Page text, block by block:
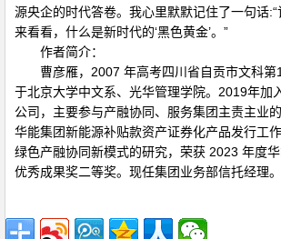
源央企的时代答卷。我心里默默记住了一句话
来看看，什么是新时代的‘黑色黄金’。”
作者简介：
曹彦雁，2007 年高考四川省自贡市文科第
于北京大学中文系、光华管理学院。2019年加
公司，主要参与产融协同、服务集团主责主业
华能集团新能源补贴款资产证券化产品发行工
绿色产融协同新模式的研究，荣获 2023 年度
优秀成果奖二等奖。现任集团业务部信托经理。